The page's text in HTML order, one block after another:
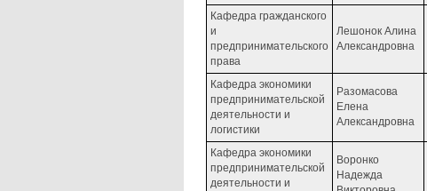
Кафедра гражданского
и
предпринимательского
права
Лешонок Алина
Александровна
Кафедра экономики
предпринимательской
деятельности и
логистики
Разомасова
Елена
Александровна
Кафедра экономики
предпринимательской
деятельности и
Воронко
Надежда